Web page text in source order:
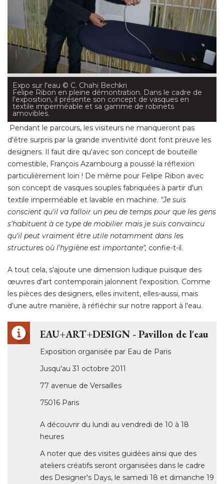
Expo sur l'eau © C. Chahi Bechkri
Felipe Ribon en pleine démontration. Dans le cadre de
l'exposition, il présente son concept de vasques en
textile imperméable et sa gamme de robinets
amovibles.
Pendant le parcours, les visiteurs ne manqueront pas
d'être surpris par la grande inventivité dont font preuve les
designers. Il faut dire qu'avec son concept de bouteille
comestible, François Azambourg a poussé la réflexion
particulièrement loin ! De même pour Felipe Ribon avec
son concept de vasques souples fabriquées à partir d'un
textile imperméable et lavable en machine. "Je suis
conscient qu'il va falloir un peu de temps pour que les gens
s'habituent à ce type de mobilier mais je suis convaincu
qu'il peut vraiment être utile notamment dans les
structures où l'hygiène est importante", confie-t-il.
A tout cela, s'ajoute une dimension ludique puisque des
œuvres d'art contemporain jalonnent l'exposition. Comme
les pièces des designers, elles invitent, elles-aussi, mais
d'une autre manière, à réfléchir sur notre rapport à l'eau.
EAU+ART+DESIGN - Pavillon de l'eau
Exposition organisée par Eau de Paris
Jusqu'au 31 octobre 2011
77 avenue de Versailles
75016 Paris
A découvrir du lundi au vendredi de 10 à 18
heures
A noter que des visites guidées ainsi que des
ateliers créatifs seront organisées dans le cadre
des Designer's Days, le samedi 18 et dimanche 19